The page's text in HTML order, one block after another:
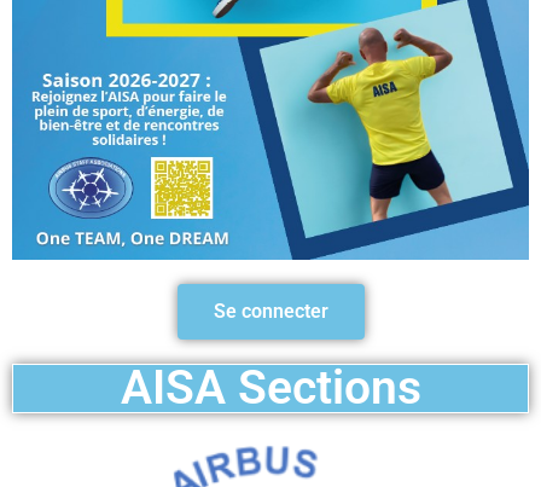
Se connecter
AISA Sections